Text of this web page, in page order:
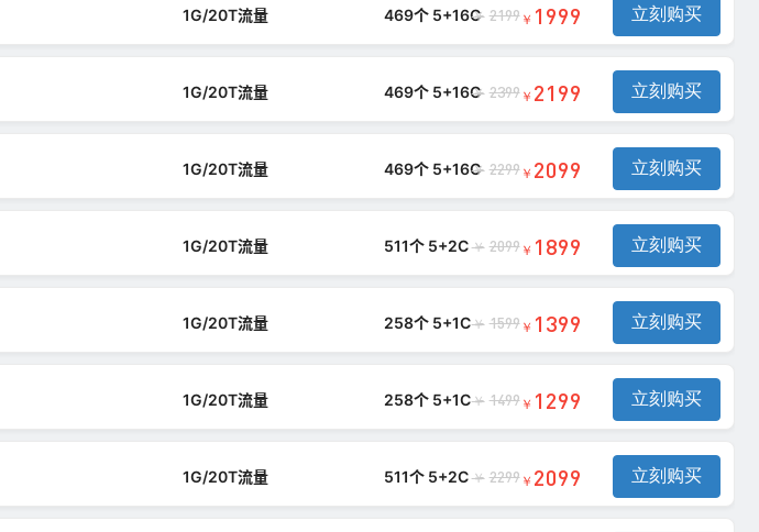
1G/20T流量 469个 5+16C
￥ 2199￥ 1999 立刻购买
1G/20T流量 469个 5+16C
￥ 2399￥ 2199 立刻购买
1G/20T流量 469个 5+16C
￥ 2299￥ 2099 立刻购买
1G/20T流量 511个 5+2C ￥ 2099￥ 1899 立刻购买
1G/20T流量 258个 5+1C￥ 1599￥ 1399 立刻购买
1G/20T流量 258个 5+1C￥ 1499￥ 1299 立刻购买
1G/20T流量 511个 5+2C ￥ 2299￥ 2099 立刻购买